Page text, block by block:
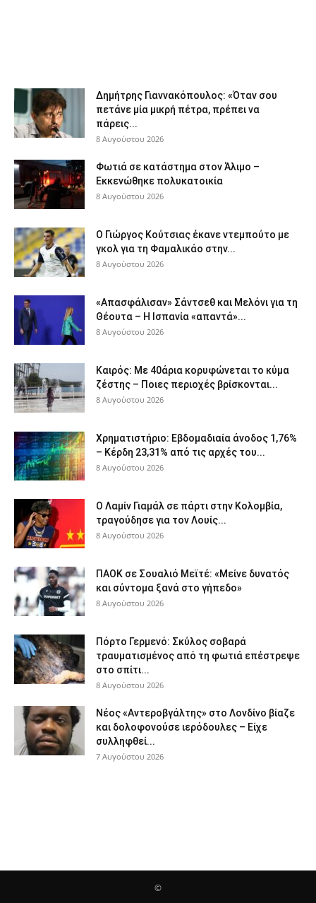
Δημήτρης Γιαννακόπουλος: «Όταν σου
πετάνε μία μικρή πέτρα, πρέπει να
πάρεις...
8 Αυγούστου 2026
Φωτιά σε κατάστημα στον Άλιμο –
Εκκενώθηκε πολυκατοικία
8 Αυγούστου 2026
Ο Γιώργος Κούτσιας έκανε ντεμπούτο με
γκολ για τη Φαμαλικάο στην...
8 Αυγούστου 2026
«Απασφάλισαν» Σάντσεθ και Μελόνι για τη
Θέουτα – Η Ισπανία «απαντά»...
8 Αυγούστου 2026
Καιρός: Με 40άρια κορυφώνεται το κύμα
ζέστης – Ποιες περιοχές βρίσκονται...
8 Αυγούστου 2026
Χρηματιστήριο: Εβδομαδιαία άνοδος 1,76%
– Κέρδη 23,31% από τις αρχές του...
8 Αυγούστου 2026
Ο Λαμίν Γιαμάλ σε πάρτι στην Κολομβία,
τραγούδησε για τον Λουίς...
8 Αυγούστου 2026
ΠΑΟΚ σε Σουαλιό Μεϊτέ: «Μείνε δυνατός
και σύντομα ξανά στο γήπεδο»
8 Αυγούστου 2026
Πόρτο Γερμενό: Σκύλος σοβαρά
τραυματισμένος από τη φωτιά επέστρεψε
στο σπίτι...
8 Αυγούστου 2026
Νέος «Αντεροβγάλτης» στο Λονδίνο βίαζε
και δολοφονούσε ιερόδουλες – Είχε
συλληφθεί...
7 Αυγούστου 2026
©